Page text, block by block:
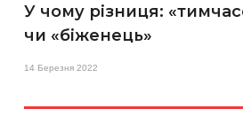
У чому різниця:
чи «біженець»
14 Березня 2022